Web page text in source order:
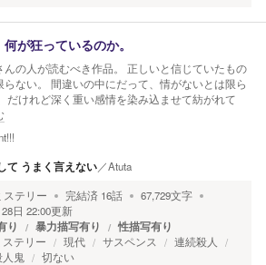
が狂っているのか。
んの人が読むべき作品。 正しいと信じていたもの
らない。 間違いの中にだって、情がないとは限ら
だけれど深く重い感情を染み込ませて紡がれて
て うまく言えない／Atuta
ステリー 完結済 16話 67,729文字
日 22:00更新
り 暴力描写有り 性描写有り
ステリー 現代 サスペンス
連続殺人
鬼 切ない